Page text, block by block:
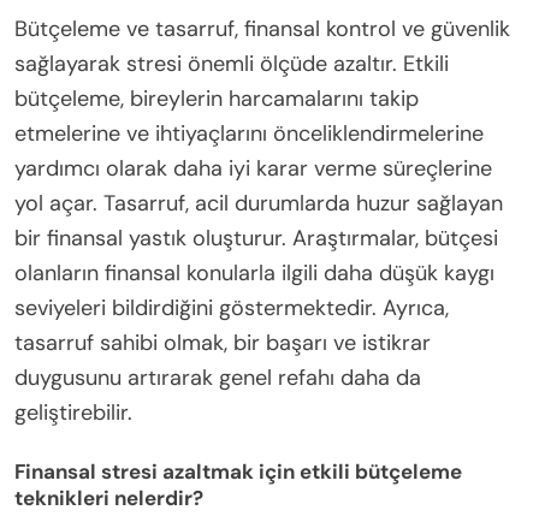
Bütçeleme ve tasarruf, finansal kontrol ve güvenlik
sağlayarak stresi önemli ölçüde azaltır. Etkili
bütçeleme, bireylerin harcamalarını takip
etmelerine ve ihtiyaçlarını önceliklendirmelerine
yardımcı olarak daha iyi karar verme süreçlerine
yol açar. Tasarruf, acil durumlarda huzur sağlayan
bir finansal yastık oluşturur. Araştırmalar, bütçesi
olanların finansal konularla ilgili daha düşük kaygı
seviyeleri bildirdiğini göstermektedir. Ayrıca,
tasarruf sahibi olmak, bir başarı ve istikrar
duygusunu artırarak genel refahı daha da
geliştirebilir.
Finansal stresi azaltmak için etkili bütçeleme
teknikleri nelerdir?